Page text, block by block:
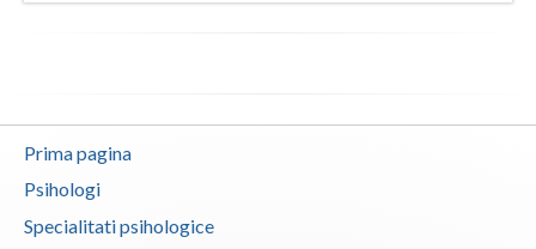
Vrancea
Prima pagina
Psihologi
Specialitati psihologice